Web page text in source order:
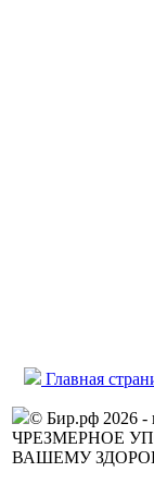
Главная
© Бир.рф 2026 -
ЧРЕЗМЕРНОЕ
ВАШЕМУ